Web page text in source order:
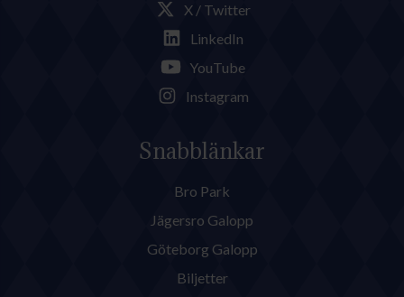
X / Twitter
LinkedIn
YouTube
Instagram
Snabblänkar
Bro Park
Jägersro Galopp
Göteborg Galopp
Biljetter